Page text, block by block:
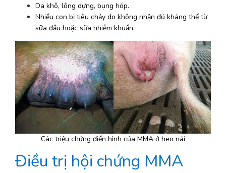
Da khô, lông dựng, bụng hóp.
Nhiều con bị tiêu chảy do không nhận đủ kháng thể từ
sữa đầu hoặc sữa nhiễm khuẩn.
Các triệu chứng điển hình của MMA ở heo nái
Điều trị hội chứng MMA